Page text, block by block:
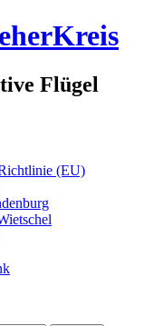
Flügel
(EU)